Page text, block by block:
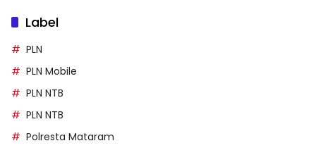
Label
PLN
PLN Mobile
PLN NTB
PLN NTB
Polresta Mataram